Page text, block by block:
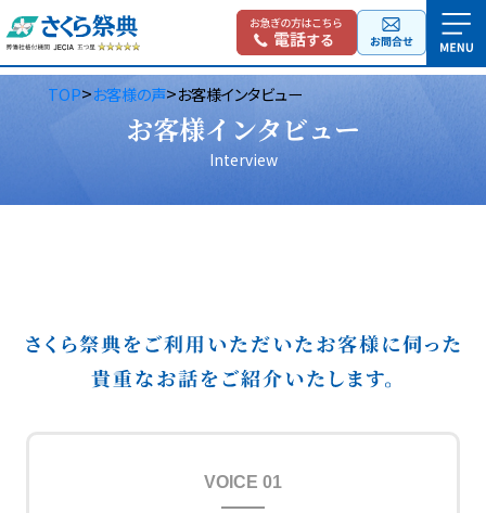
TOP>お客様の声>お客様インタビュー
お客様インタビュー
Interview
VOICE 01